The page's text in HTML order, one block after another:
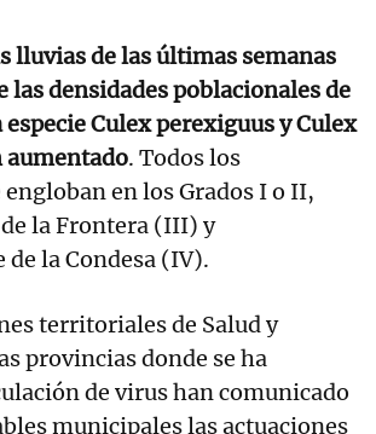
lluvias de las últimas semanas
las densidades poblacionales de
Culex perexiguus y Culex
aumentado. Todos los
en los Grados I o II,
la Frontera (III) y
la Condesa (IV).
territoriales de Salud y
provincias donde se ha
de virus han comunicado
municipales las actuaciones